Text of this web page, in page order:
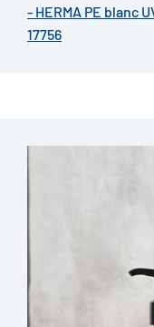
- HERMA PE blanc
17756